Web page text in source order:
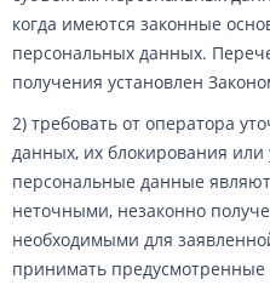
когда имеются законные
персональных данных.
получения установлен
2) требовать от оператора
данных, их блокирования или
персональные данные
неточными, незаконно
необходимыми для
принимать